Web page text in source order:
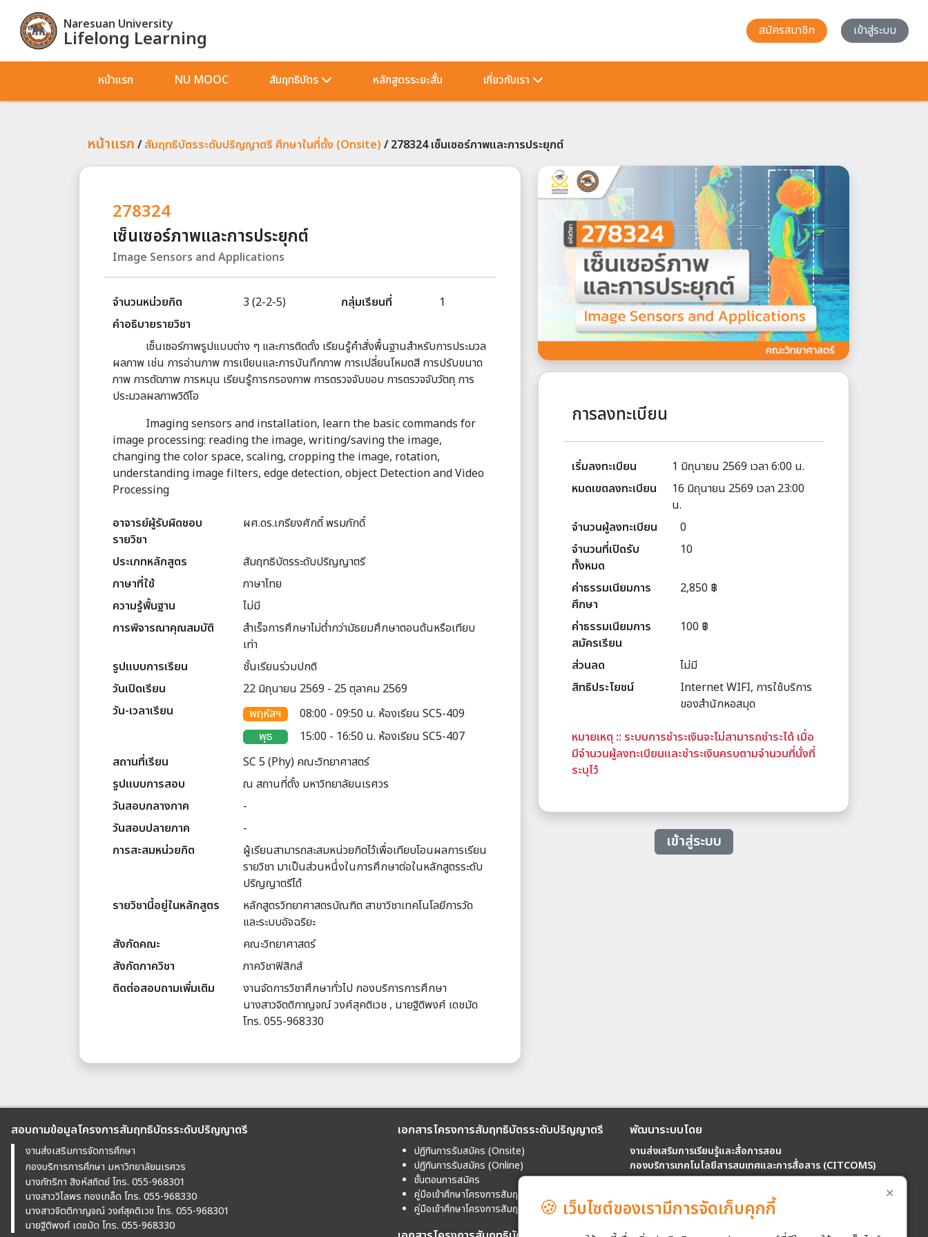
Naresuan University
Lifelong Learning สมัครสมาชิก เข้าสู่ระบบ
หน้าแรก NU MOOC สัมฤทธิบัตร หลักสูตรระยะสั้น เกี่ยวกับเรา
หน้าแรก / สัมฤทธิบัตรระดับปริญญาตรี ศึกษาในที่ตั้ง (Onsite) / 278324 เซ็นเซอร์ภาพและการประยุกต์
278324
เซ็นเซอร์ภาพและการประยุกต์
Image Sensors and Applications
จำนวนหน่วยกิต 3 (2-2-5) กลุ่มเรียนที่
1
คำอธิบายรายวิชา
เซ็นเซอร์ภาพรูปแบบต่าง ๆ และการติดตั้ง เรียนรู้คำสั่งพื้นฐานสําหรับการประมวล
ผลภาพ เช่น การอ่านภาพ การเขียนและการบันทึกภาพ การเปลี่ยนโหมดสี การปรับขนาด
ภาพ การตัดภาพ การหมุน เรียนรู้การกรองภาพ การตรวจจับขอบ การตรวจจับวัตถุ การ
ประมวลผลภาพวิดีโอ
Imaging sensors and installation, learn the basic commands for
image processing: reading the image, writing/saving the image,
changing the color space, scaling, cropping the image, rotation,
understanding image filters, edge detection, object Detection and Video
Processing
อาจารย์ผู้รับผิดชอบ
รายวิชา
ผศ.ดร.เกรียงศักดิ์ พรมภักดิ์
ประเภทหลักสูตร
สัมฤทธิบัตรระดับปริญญาตรี
ภาษาที่ใช้
ภาษาไทย
ความรู้พื้นฐาน
ไม่มี
การพิจารณาคุณสมบัติ
สำเร็จการศึกษาไม่ต่ำกว่ามัธยมศึกษาตอนต้นหรือเทียบ
เท่า
รูปแบบการเรียน
ชั้นเรียนร่วมปกติ
วันเปิดเรียน
22 มิถุนายน 2569 - 25 ตุลาคม 2569
วัน-เวลาเรียน
พฤหัสฯ
08:00 - 09:50 น. ห้องเรียน SC5-409
พุธ
15:00 - 16:50 น. ห้องเรียน SC5-407
สถานที่เรียน
SC 5 (Phy) คณะวิทยาศาสตร์
รูปแบบการสอบ
ณ สถานที่ตั้ง มหาวิทยาลัยนเรศวร
วันสอบกลางภาค
-
วันสอบปลายภาค
-
การสะสมหน่วยกิต
ผู้เรียนสามารถสะสมหน่วยกิตไว้เพื่อเทียบโอนผลการเรียน
รายวิชา มาเป็นส่วนหนึ่งในการศึกษาต่อในหลักสูตรระดับ
ปริญญาตรีได้
รายวิชานี้อยู่ในหลักสูตร
หลักสูตรวิทยาศาสตรบัณฑิต สาขาวิชาเทคโนโลยีการวัด
และระบบอัจฉริยะ
สังกัดคณะ
คณะวิทยาศาสตร์
สังกัดภาควิชา
ภาควิชาฟิสิกส์
ติดต่อสอบถามเพิ่มเติม
งานจัดการวิชาศึกษาทั่วไป กองบริการการศึกษา
นางสาวจิตติกาญจณ์ วงศ์สุคติเวช , นายฐิติพงศ์ เดชมัด
โทร. 055-968330
การลงทะเบียน
เริ่มลงทะเบียน
1 มิถุนายน 2569 เวลา 6:00 น.
หมดเขตลงทะเบียน
16 มิถุนายน 2569 เวลา 23:00
น.
จำนวนผู้ลงทะเบียน
0
จำนวนที่เปิดรับ
ทั้งหมด
10
ค่าธรรมเนียมการ
ศึกษา
2,850 ฿
ค่าธรรมเนียมการ
สมัครเรียน
100 ฿
ส่วนลด
ไม่มี
สิทธิประโยชน์
Internet WIFI, การใช้บริการ
ของสำนักหอสมุด
หมายเหตุ :: ระบบการชำระเงินจะไม่สามารถชำระได้ เมื่อ
มีจำนวนผู้ลงทะเบียนและชำระเงินครบตามจำนวนที่นั่งที่
ระบุไว้
เข้าสู่ระบบ
สอบถามข้อมูลโครงการสัมฤทธิบัตรระดับปริญญาตรี
งานส่งเสริมการจัดการศึกษา
กองบริการการศึกษา มหาวิทยาลัยนเรศวร
นางภัทริกา สิงห์สถิตย์ โทร. 055-968301
นางสาววิไลพร ทองเกล็ด โทร. 055-968330
นางสาวจิตติกาญจณ์ วงศ์สุคติเวช โทร. 055-968301
นายฐิติพงศ์ เดชมัด โทร. 055-968330
เอกสารโครงการสัมฤทธิบัตรระดับปริญญาตรี
ปฏิทินการรับสมัคร (Onsite)
ปฏิทินการรับสมัคร (Online)
ขั้นตอนการสมัคร
คู่มือเข้าศึกษาโครงการสัมฤทธิบัตร (Onsite)
คู่มือเข้าศึกษาโครงการสัมฤทธิบัตร (Online)
พัฒนาระบบโดย
งานส่งเสริมการเรียนรู้และสื่อการสอน
กองบริการเทคโนโลยีสารสนเทศและการสื่อสาร (CITCOMS)
มหาวิทยาลัยนเรศวร
99 หมู่ 9 ตำบลท่าโพธิ์ อำเภอเมือง จังหวัดพิษณุโลก 65000
นายดนุวัศ ภาชนะพรรณ์ โทร. 055-961567
✕
🍪 เว็บไซต์ของเรามีการจัดเก็บคุกกี้